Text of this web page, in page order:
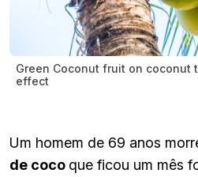
Green Coconut fruit on coconut
effect
Um homem de 69 anos
de coco que ficou um mês